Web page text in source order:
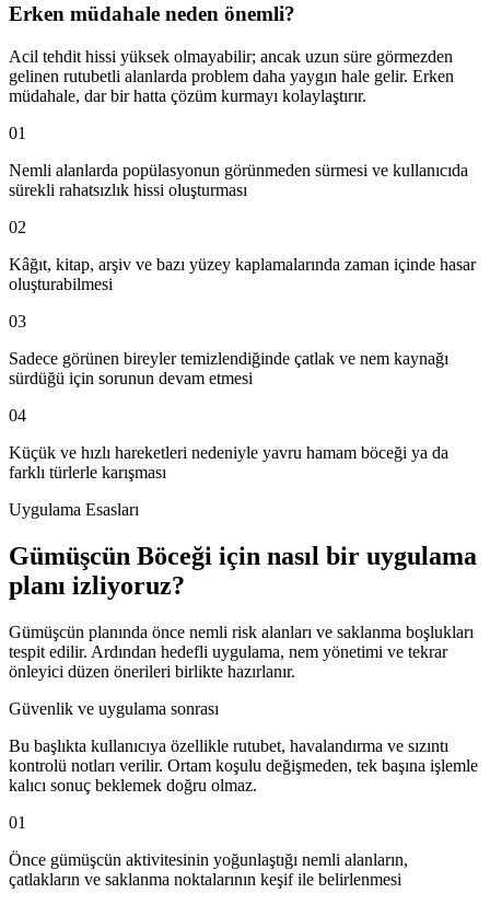
Erken müdahale neden önemli?
Acil tehdit hissi yüksek olmayabilir; ancak uzun süre görmezden
gelinen rutubetli alanlarda problem daha yaygın hale gelir. Erken
müdahale, dar bir hatta çözüm kurmayı kolaylaştırır.
01
Nemli alanlarda popülasyonun görünmeden sürmesi ve kullanıcıda
sürekli rahatsızlık hissi oluşturması
02
Kâğıt, kitap, arşiv ve bazı yüzey kaplamalarında zaman içinde hasar
oluşturabilmesi
03
Sadece görünen bireyler temizlendiğinde çatlak ve nem kaynağı
sürdüğü için sorunun devam etmesi
04
Küçük ve hızlı hareketleri nedeniyle yavru hamam böceği ya da
farklı türlerle karışması
Uygulama Esasları
Gümüşcün Böceği için nasıl bir uygulama
planı izliyoruz?
Gümüşcün planında önce nemli risk alanları ve saklanma boşlukları
tespit edilir. Ardından hedefli uygulama, nem yönetimi ve tekrar
önleyici düzen önerileri birlikte hazırlanır.
Güvenlik ve uygulama sonrası
Bu başlıkta kullanıcıya özellikle rutubet, havalandırma ve sızıntı
kontrolü notları verilir. Ortam koşulu değişmeden, tek başına işlemle
kalıcı sonuç beklemek doğru olmaz.
01
Önce gümüşcün aktivitesinin yoğunlaştığı nemli alanların,
çatlakların ve saklanma noktalarının keşif ile belirlenmesi